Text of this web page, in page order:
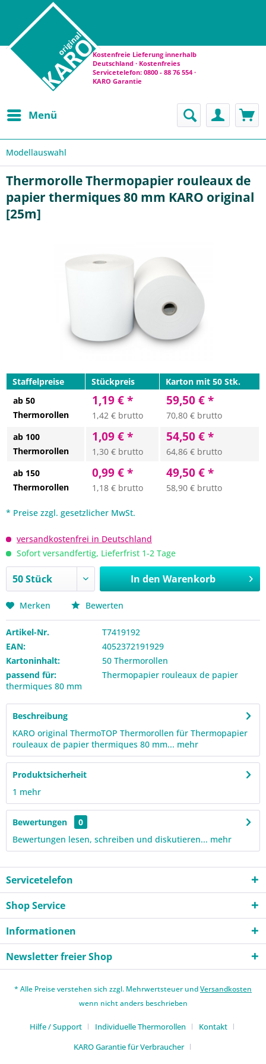
Kostenfreie Lieferung innerhalb
Deutschland · Kostenfreies
Servicetelefon: 0800 - 88 76 554 ·
KARO Garantie
Menü
Modellauswahl
Thermorolle Thermopapier rouleaux de
papier thermiques 80 mm KARO original
[25m]
Staffelpreise Stückpreis
Karton mit 50 Stk.
ab 50
Thermorollen
1,19 € *
1,42 € brutto
59,50 € *
70,80 € brutto
ab 100
Thermorollen
1,09 € *
1,30 € brutto
54,50 € *
64,86 € brutto
ab 150
Thermorollen
0,99 € *
1,18 € brutto
49,50 € *
58,90 € brutto
* Preise zzgl. gesetzlicher MwSt.
versandkostenfrei in Deutschland
Sofort versandfertig, Lieferfrist 1-2 Tage
In den Warenkorb
Merken Bewerten
Artikel-Nr.
T7419192
EAN:
4052372191929
Kartoninhalt:
50 Thermorollen
passend für:
Thermopapier rouleaux de papier
thermiques 80 mm
Beschreibung
KARO original ThermoTOP Thermorollen für Thermopapier
rouleaux de papier thermiques 80 mm... mehr
Produktsicherheit
1 mehr
Bewertungen
0
Bewertungen lesen, schreiben und diskutieren... mehr
Servicetelefon
Shop Service
Informationen
Newsletter freier Shop
* Alle Preise verstehen sich zzgl. Mehrwertsteuer undVersandkosten
wenn nicht anders beschrieben
Hilfe / Support Individuelle Thermorollen
Kontakt
KARO Garantie für Verbraucher